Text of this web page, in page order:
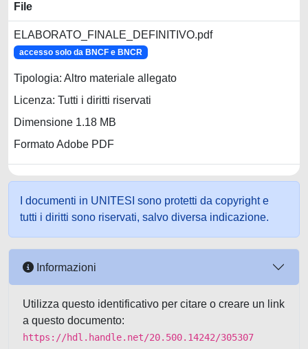
File
ELABORATO_FINALE_DEFINITIVO.pdf
accesso solo da BNCF e BNCR
Tipologia: Altro materiale allegato
Licenza: Tutti i diritti riservati
Dimensione 1.18 MB
Formato Adobe PDF
I documenti in UNITESI sono protetti da copyright e
tutti i diritti sono riservati, salvo diversa indicazione.
Informazioni
Utilizza questo identificativo per citare o creare un link
a questo documento:
https://hdl.handle.net/20.500.14242/305307